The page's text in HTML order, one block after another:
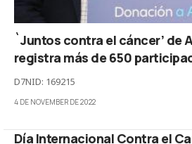
`Juntos contra el cáncer’ de
registra más de 650
D7NID: 169215
4 DE NOVEMBER DE 2022
Día Internacional Contra el